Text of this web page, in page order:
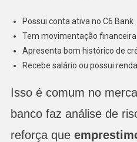
Possui conta ativa no C6 Bank
Tem movimentação
Apresenta bom histórico de
Recebe salário ou possui
Isso é comum no
banco faz análise de
reforça que